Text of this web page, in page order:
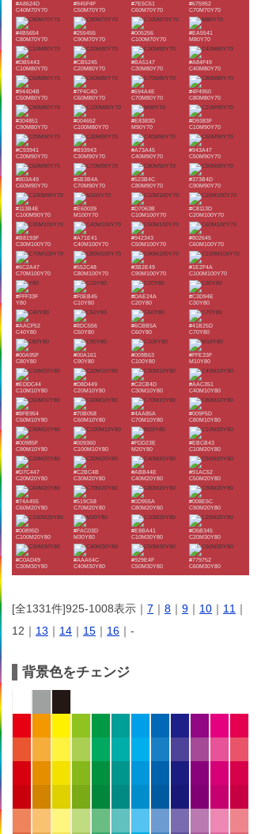
#A8624D
C40M70Y70
#945F4F
C50M70Y70
#7E5C51
C60M70Y70
#675952
C70M70Y70
#4B5654
C80M70Y70
#255455
C90M70Y70
#005256
C100M70Y70
#EA5541
M80Y70
#DB5443
C10M80Y70
#CB5245
C20M80Y70
#BA5147
C30M80Y70
#A84F49
C40M80Y70
#944D4B
C50M80Y70
#7F4C4D
C60M80Y70
#694A4E
C70M80Y70
#4F4950
C80M80Y70
#304851
C90M80Y70
#004652
C100M80Y70
#E8383D
M90Y70
#D9383F
C10M90Y70
#C93941
C20M90Y70
#B93943
C30M90Y70
#A73A45
C40M90Y70
#943A47
C50M90Y70
#803A49
C60M90Y70
#6B3B4A
C70M90Y70
#523B4C
C80M90Y70
#373B4D
C90M90Y70
#113B4E
C100M90Y70
#E60039
M100Y70
#D7063B
C10M100Y70
#C8113D
C20M100Y70
#B8193F
C30M100Y70
#A71E41
C40M100Y70
#942343
C50M100Y70
#802645
C60M100Y70
#6C2A47
C70M100Y70
#552C48
C80M100Y70
#3B2E49
C90M100Y70
#1E2F4A
C100M100Y70
#FFF33F
Y80
#F0EB45
C10Y80
#DAE24A
C20Y80
#C3D94E
C30Y80
#AACF52
C40Y80
#8DC556
C50Y80
#6CBB5A
C60Y80
#41B25D
C70Y80
#00A95F
C80Y80
#00A161
C90Y80
#009B63
C100Y80
#FFE33F
M10Y80
#EDDC44
C10M10Y80
#D8D449
C20M10Y80
#C2CB4D
C30M10Y80
#AAC351
C40M10Y80
#8FB954
C50M10Y80
#70B058
C60M10Y80
#4AA85A
C70M10Y80
#009F5D
C80M10Y80
#00985F
C90M10Y80
#009360
C100M10Y80
#FDD23E
M20Y80
#EBCB43
C10M20Y80
#D7C447
C20M20Y80
#C2BC4B
C30M20Y80
#ABB44E
C40M20Y80
#91AC52
C50M20Y80
#74A455
C60M20Y80
#519C58
C70M20Y80
#0D955A
C80M20Y80
#008E5C
C90M20Y80
#00895D
C100M20Y80
#FAC03D
M30Y80
#E8BA41
C10M30Y80
#D5B345
C20M30Y80
#C0AD49
C30M30Y80
#AAA64C
C40M30Y80
#929E4F
C50M30Y80
#779752
C60M30Y80
[全1331件]925-1008表示｜ 7 ｜ 8 ｜ 9 ｜ 10 ｜ 11 ｜
12｜ 13 ｜ 14 ｜ 15 ｜ 16 ｜-
背景色をチェンジ